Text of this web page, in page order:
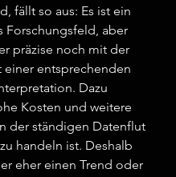
fällt so aus: Es ist ein
Forschungsfeld, aber
präzise noch mit der
entsprechenden
Dazu
Kosten und weitere
der ständigen Datenflut
handeln ist. Deshalb
eher einen Trend oder